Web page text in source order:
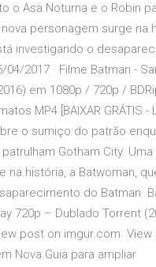
o Asa Noturna e o Robin
personagem surge na
investigando o
04/2017 · Filme Batman -
em 1080p / 720p /
MP4 [BAIXAR GRÁTIS -
o sumiço do patrão
Gotham City. Uma
na história, a Batwoman,
do Batman.
720p – Dublado Torrent
post on imgur.com.
Nova Guia para ampliar